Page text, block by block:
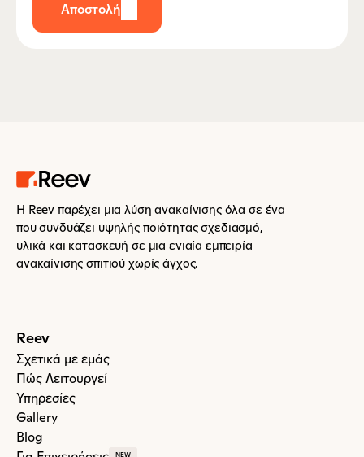
Αποστολή
Η Reev παρέχει μια λύση ανακαίνισης όλα σε ένα
που συνδυάζει υψηλής ποιότητας σχεδιασμό,
υλικά και κατασκευή σε μια ενιαία εμπειρία
ανακαίνισης σπιτιού χωρίς άγχος.
Reev
Σχετικά με εμάς
Πώς Λειτουργεί
Υπηρεσίες
Gallery
Blog
NEW